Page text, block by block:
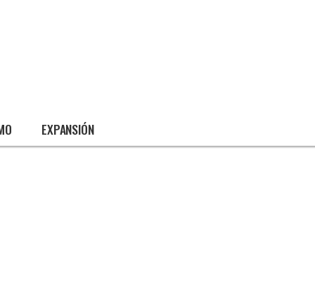
EXPANSIÓN